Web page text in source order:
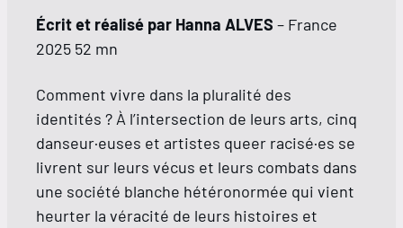
Écrit et réalisé par Hanna ALVES – France
2025 52 mn
Comment vivre dans la pluralité des
identités ? À l’intersection de leurs arts, cinq
danseur·euses et artistes queer racisé·es se
livrent sur leurs vécus et leurs combats dans
une société blanche hétéronormée qui vient
heurter la véracité de leurs histoires et